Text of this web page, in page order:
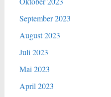
September 2023
August 2023
Juli 2023
Mai 2023
April 2023